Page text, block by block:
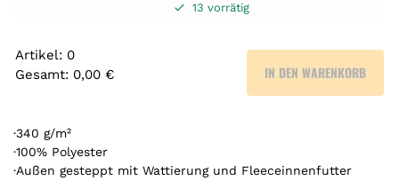
13 vorrätig
Artikel: 0
Gesamt: 0,00 €
r
t
i
IN DEN WARENKORB
·340 g/m²
·100% Polyester
·Außen gesteppt mit Wattierung und Fleeceinnenfutter